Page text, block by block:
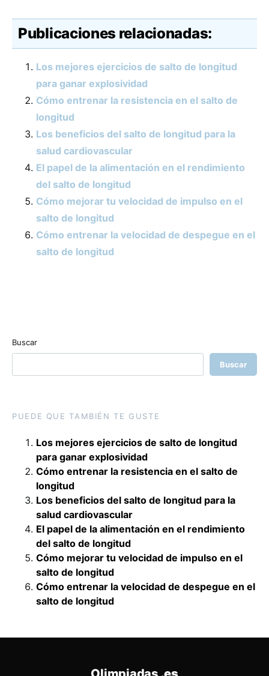
Publicaciones relacionadas:
Los mejores ejercicios de salto de longitud
para ganar explosividad
Cómo entrenar la resistencia en el salto de
longitud
Los beneficios del salto de longitud para la
salud cardiovascular
El papel de la alimentación en el rendimiento
del salto de longitud
Cómo mejorar tu velocidad de impulso en el
salto de longitud
Cómo entrenar la velocidad de despegue en el
salto de longitud
Buscar
Buscar
PUEDE QUE TAMBIÉN TE GUSTE
Los mejores ejercicios de salto de longitud
para ganar explosividad
Cómo entrenar la resistencia en el salto de
longitud
Los beneficios del salto de longitud para la
salud cardiovascular
El papel de la alimentación en el rendimiento
del salto de longitud
Cómo mejorar tu velocidad de impulso en el
salto de longitud
Cómo entrenar la velocidad de despegue en el
salto de longitud